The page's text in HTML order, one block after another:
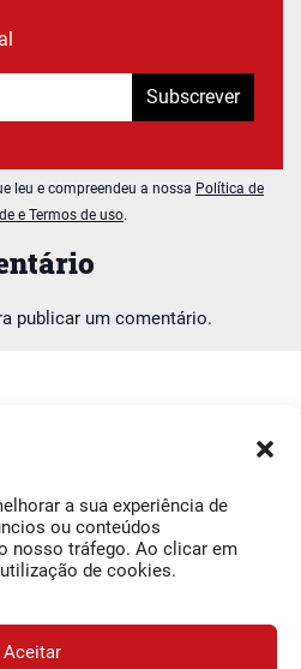
a sua experiência de
ou conteúdos
nosso tráfego. Ao clicar em
de cookies.
Aceitar
publicar um comentário.
Subscrever
leu e compreendeu a nossa Política de
e Termos de uso.
O Jornal da Bairrada
Contactos